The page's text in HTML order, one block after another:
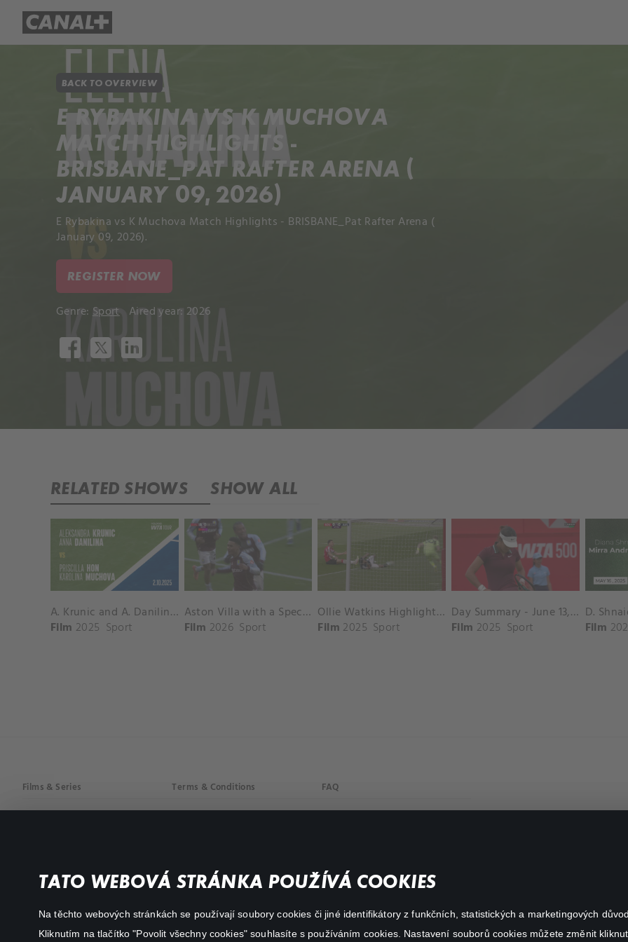
TATO WEBOVÁ STRÁNKA POUŽÍVÁ COOKIES
Na těchto webových stránkách se používají soubory cookies či jiné identifikátory z funkčních, statistických a marketingových
Kliknutím na tlačítko "Povolit všechny cookies" souhlasíte s používáním cookies. Nastavení souborů cookies můžete změnit
BACK TO OVERVIEW
E RYBAKINA VS K MUCHOVA
MATCH HIGHLIGHTS -
BRISBANE_PAT RAFTER ARENA (
JANUARY 09, 2026)
E Rybakina vs K Muchova Match Highlights - BRISBANE_Pat Rafter Arena (
January 09, 2026).
REGISTER NOW
Genre: Sport Aired year: 2026
RELATED SHOWS SHOW ALL
A. Krunic and A. Danilina vs. P. Hon and K. Muchova Match Highlights - BEIJING_Capital Group Diamond ( October 02, 2025)
Film 2025 Sport
Aston Villa with a Spectacular Goal vs. Nottingham Forest
Film 2026 Sport
Ollie Watkins Highlights vs. Southampton
Film 2025 Sport
Day Summary - June 13, 2025
Film 2025 Sport
Film
Films & Series
Action
Terms & Conditions FAQ